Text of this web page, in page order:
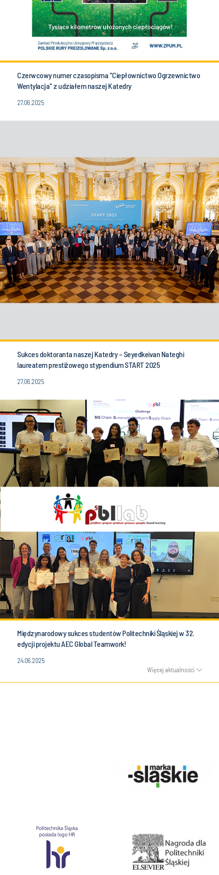
Czerwcowy numer czasopisma "Ciepłownictwo Ogrzewnictwo
Wentylacja" z udziałem naszej Katedry
27.06.2025
Sukces doktoranta naszej Katedry – Seyedkeivan Nateghi
laureatem prestiżowego stypendium START 2025
27.06.2025
Międzynarodowy sukces studentów Politechniki Śląskiej w 32.
edycji projektu AEC Global Teamwork!
24.06.2025
Więcej aktualności